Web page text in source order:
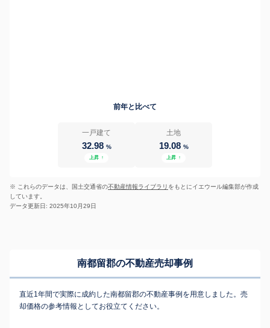
前年と比べて
一戸建て
32.98 %
上昇 ↑
土地
19.08 %
上昇 ↑
※ これらのデータは、国土交通省の不動産情報ライブラリ をもとにイエウール編集部が作成
しています。
データ更新日: 2025年10月29日
南都留郡の不動産売却事例
直近1年間で実際に成約した南都留郡の不動産事例を用意しました。売
却価格の参考情報としてお役立てください。